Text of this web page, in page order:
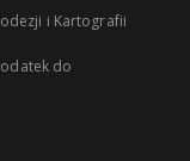
i Kartografii
do